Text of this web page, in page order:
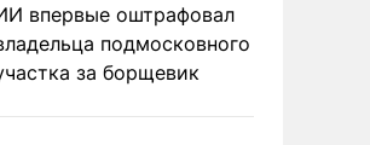
впервые оштрафовал
подмосковного
за борщевик